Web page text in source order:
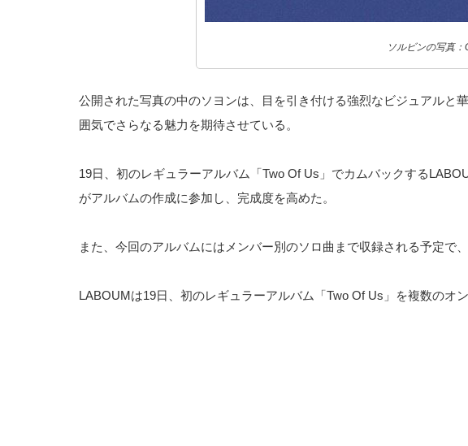
ソルビンの写真
公開された写真の中のソヨンは、目を引き付ける強烈なビジュアルと
囲気でさらなる魅力を期待させている。
19日、初のレギュラーアルバム「Two Of Us」でカムバックする
がアルバムの作成に参加し、完成度を高めた。
また、今回のアルバムにはメンバー別のソロ曲まで収録される予定で
LABOUMは19日、初のレギュラーアルバム「Two Of Us」を複数のオ